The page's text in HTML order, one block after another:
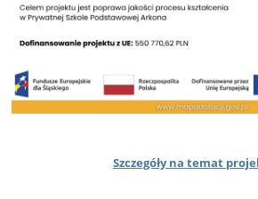
Szczegóły na temat